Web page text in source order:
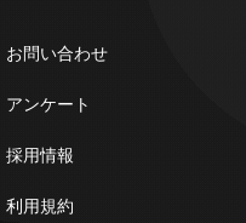
お問い合わせ
アンケート
採用情報
利用規約